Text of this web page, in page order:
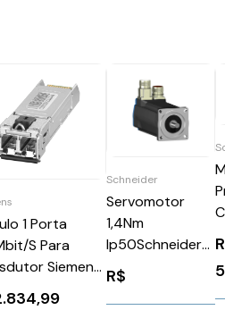
1 Porta
S Para
Siemens
Schneider
Servomotor
1,4Nm
Ip50Schneider
BSH0701P02F2A
R$